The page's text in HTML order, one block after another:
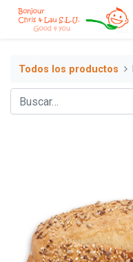
Todos los productos